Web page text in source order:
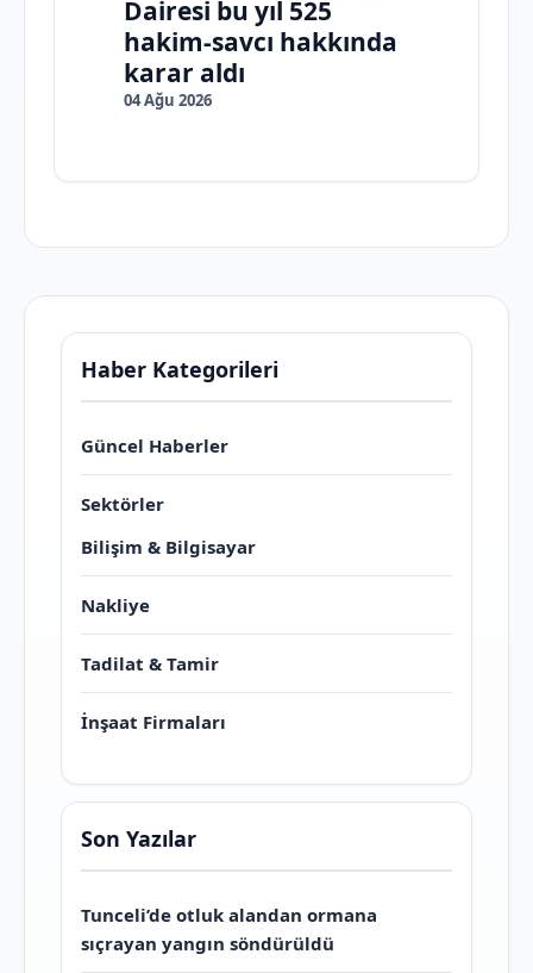
Dairesi bu yıl 525
hakim-savcı hakkında
karar aldı
04 Ağu 2026
Haber Kategorileri
Güncel Haberler
Sektörler
Bilişim & Bilgisayar
Nakliye
Tadilat & Tamir
İnşaat Firmaları
Son Yazılar
Tunceli’de otluk alandan ormana
sıçrayan yangın söndürüldü